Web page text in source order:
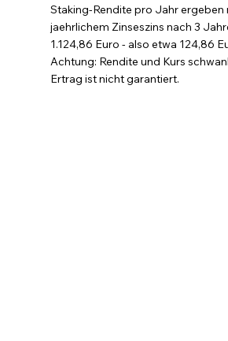
Staking-Rendite pro Jahr ergeben
jaehrlichem Zinseszins nach 3
1.124,86 Euro - also etwa 124,86
Achtung: Rendite und Kurs
Ertrag ist nicht garantiert.